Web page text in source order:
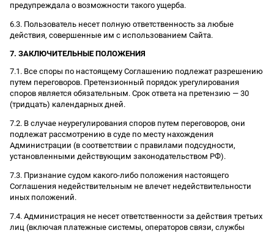
предупреждала о возможности такого ущерба.
6.3. Пользователь несет полную ответственность за любые
действия, совершенные им с использованием Сайта.
7. ЗАКЛЮЧИТЕЛЬНЫЕ ПОЛОЖЕНИЯ
7.1. Все споры по настоящему Соглашению подлежат разрешению
путем переговоров. Претензионный порядок урегулирования
споров является обязательным. Срок ответа на претензию — 30
(тридцать) календарных дней.
7.2. В случае неурегулирования споров путем переговоров, они
подлежат рассмотрению в суде по месту нахождения
Администрации (в соответствии с правилами подсудности,
установленными действующим законодательством РФ).
7.3. Признание судом какого-либо положения настоящего
Соглашения недействительным не влечет недействительности
иных положений.
7.4. Администрация не несет ответственности за действия третьих
лиц (включая платежные системы, операторов связи, службы